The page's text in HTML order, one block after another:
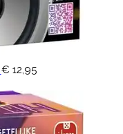
€ 12,95